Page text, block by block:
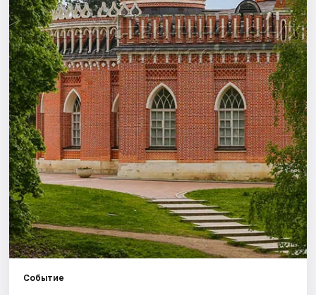
Города
Площадки
Артисты
Рейтинги
Событие